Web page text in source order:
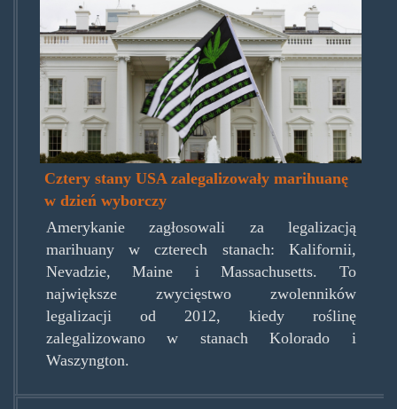
Cztery stany USA zalegalizowały marihuanę
w dzień wyborczy
Amerykanie zagłosowali za legalizacją
marihuany w czterech stanach: Kalifornii,
Nevadzie, Maine i Massachusetts. To
największe zwycięstwo zwolenników
legalizacji od 2012, kiedy roślinę
zalegalizowano w stanach Kolorado i
Waszyngton.